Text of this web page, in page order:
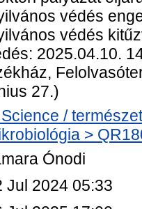
védés
védés
2025.04.10.
27.)
/
>
Ónodi
Jul 2024 05:33